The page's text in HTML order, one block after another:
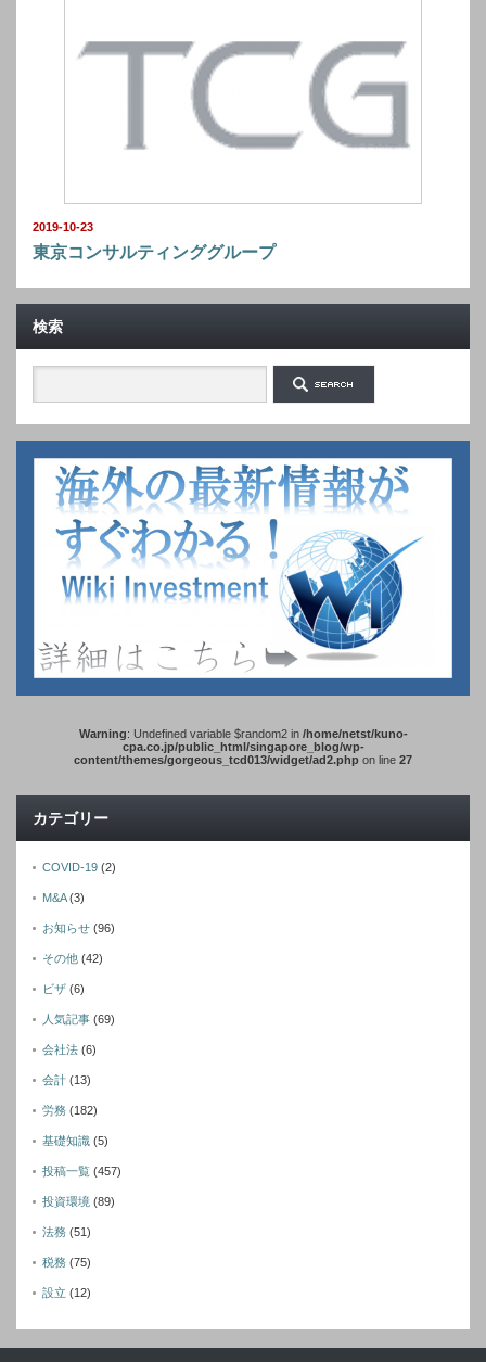
2019-10-23
東京コンサルティンググループ
検索
Warning: Undefined variable $random2 in /home/netst/kuno-
cpa.co.jp/public_html/singapore_blog/wp-
content/themes/gorgeous_tcd013/widget/ad2.php on line 27
カテゴリー
COVID-19 (2)
M&A(3)
お知らせ (96)
その他 (42)
ビザ (6)
人気記事 (69)
会社法 (6)
会計 (13)
労務 (182)
基礎知識 (5)
投稿一覧 (457)
投資環境 (89)
法務 (51)
税務 (75)
設立 (12)